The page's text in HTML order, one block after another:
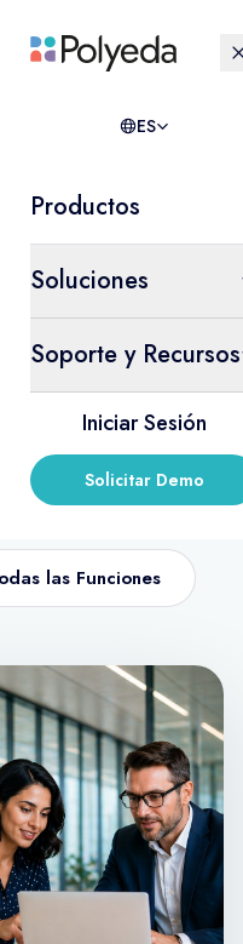
ES
ES
Productos
Soluciones
Soporte y Recursos
Iniciar Sesión
Solicitar Demo
con herramientas de
feedback para
real que se traduce
con
las Funciones